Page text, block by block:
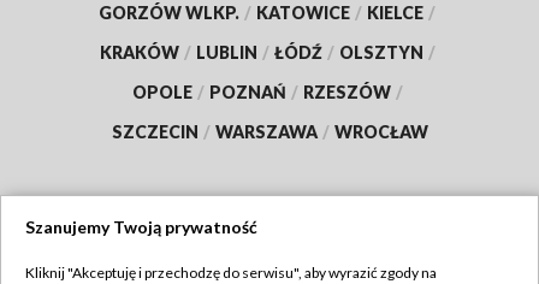
GORZÓW WLKP. / KATOWICE / KIELCE /
KRAKÓW / LUBLIN / ŁÓDŹ / OLSZTYN /
OPOLE / POZNAŃ / RZESZÓW /
SZCZECIN / WARSZAWA / WROCŁAW
Szanujemy Twoją prywatność
Kliknij "Akceptuję i przechodzę do serwisu", aby wyrazić zgody na